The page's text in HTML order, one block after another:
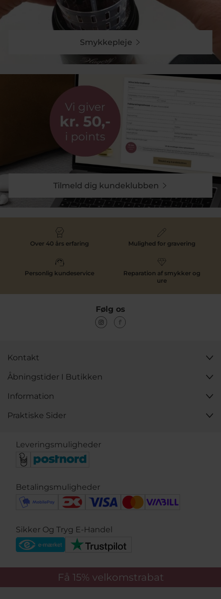
Smykkepleje
Tilmeld dig kundeklubben
Over 40 års erfaring Mulighed for gravering
Personlig kundeservice
Reparation af smykker og
ure
Følg os
Kontakt
Åbningstider I Butikken
Information
Praktiske Sider
Leveringsmuligheder
Betalingsmuligheder
Sikker Og Tryg E-Handel
Få 15% velkomstrabat